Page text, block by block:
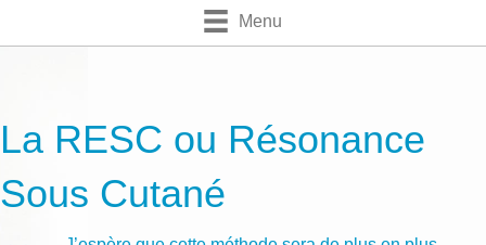
Menu
La RESC ou Résonance
Sous Cutané